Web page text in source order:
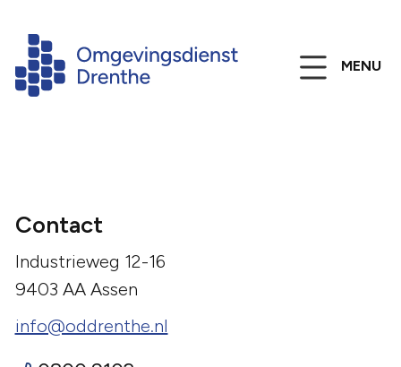
MENU
Contact
Industrieweg 12-16
9403 AA Assen
info@oddrenthe.nl